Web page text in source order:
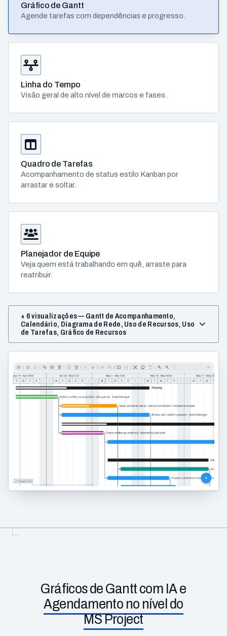
Gráfico de Gantt
Agende tarefas com dependências e progresso.
Linha do Tempo
Visão geral de alto nível de marcos e fases.
Quadro de Tarefas
Acompanhamento de status estilo Kanban por
arrastar e soltar.
Planejador de Equipe
Veja quem está trabalhando em quê, arraste para
reatribuir.
+ 6 visualizações — Gantt de Acompanhamento,
Calendário, Diagrama de Rede, Uso de Recursos, Uso
de Tarefas, Gráfico de Recursos
Gráficos de Gantt com IA e
Agendamento no nível do
MS Project